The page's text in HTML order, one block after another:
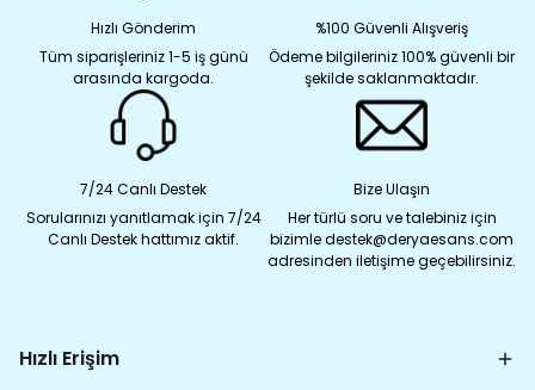
Hızlı Gönderim
Tüm siparişleriniz 1-5 iş günü
arasında kargoda.
%100 Güvenli Alışveriş
Ödeme bilgileriniz 100% güvenli bir
şekilde saklanmaktadır.
7/24 Canlı Destek
Sorularınızı yanıtlamak için 7/24
Canlı Destek hattımız aktif.
Bize Ulaşın
Her türlü soru ve talebiniz için
bizimle destek@deryaesans.com
adresinden iletişime geçebilirsiniz.
Hızlı Erişim